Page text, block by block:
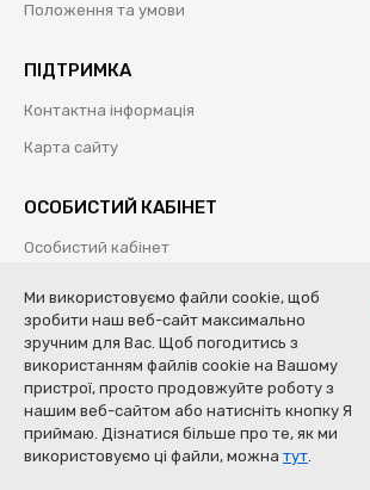
Купити
Положення та умови
ПІДТРИМКА
Контактна інформація
Карта сайту
ОСОБИСТИЙ КАБІНЕТ
Особистий кабінет
Обрані товари
© Колор Систем ТОВ | Професійні рішення для
2009-2020
Ми використовуємо файли cookie, щоб
зробити наш веб-сайт максимально
зручним для Вас. Щоб погодитись з
використанням файлів cookie на Вашому
пристрої, просто продовжуйте роботу з
нашим веб-сайтом або натисніть кнопку Я
приймаю. Дізнатися більше про те, як ми
використовуємо ці файли, можна тут.